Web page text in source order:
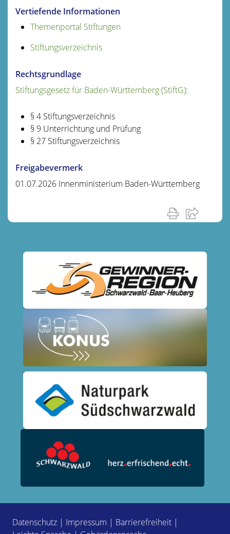
Vertiefende Informationen
Themenportal Stiftungen
Stiftungsverzeichnis
Rechtsgrundlage
Stiftungsgesetz für Baden-Württemberg (StiftG):
§ 4 Stiftungsverzeichnis
§ 9 Unterrichtung und Prüfung
§ 27 Stiftungsverzeichnis
Freigabevermerk
01.07.2026 Innenministerium Baden-Württemberg
Datenschutz | Impressum | Barrierefreiheit |